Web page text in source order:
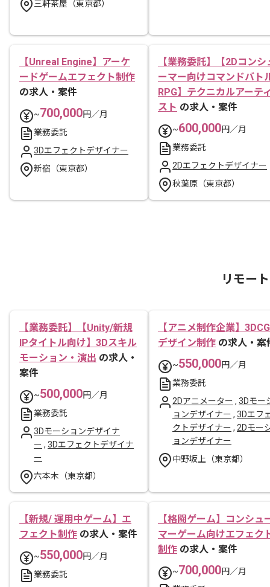
三軒茶屋（東京都）
【Unreal Engine】アーケ
ードゲームエフェクト制作
の求人・案件
~700,000円／月
業務委託
3Dエフェクトデザイナー
新宿（東京都）
【業務委託】【2Dコンシ
ーマー向けコマンドバト
RPG】テクニカルアーテ
スト の求人・案件
~600,000円／月
業務委託
2Dエフェクトデザイナー
秋葉原（東京都）
リモー
【業務委託】【Unity/新規
IPタイトル向け】3Dスキル
モーション・演出 の求人・
案件
~500,000円／月
業務委託
3Dモーションデザイナ
ー , 3Dエフェクトデザイナ
ー
六本木（東京都）
【アニメ制作企業】3DCG
デザイン制作 の求人・案
~550,000円／月
業務委託
2Dアニメーター , 3Dモー
ョンデザイナー , 3Dエフ
クトデザイナー , 2Dモー
ョンデザイナー
中野坂上（東京都）
【新規/ 運用中ゲーム】エ
フェクト制作 の求人・案件
~550,000円／月
業務委託
【格闘ゲーム】コンシュ
マーゲーム向けエフェク
制作 の求人・案件
~700,000円／月